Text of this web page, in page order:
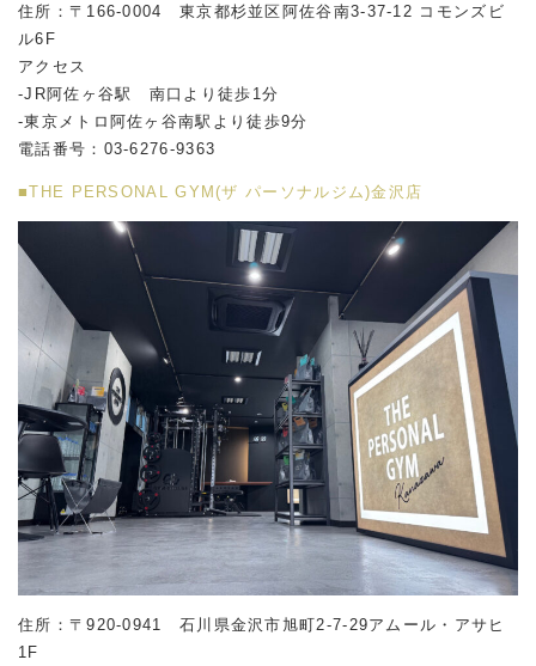
住所：〒166-0004 東京都杉並区阿佐谷南3-37-12 コモンズビ
ル6F
アクセス
-JR阿佐ヶ谷駅 南口より徒歩1分
-東京メトロ阿佐ヶ谷南駅より徒歩9分
電話番号：03-6276-9363
■THE PERSONAL GYM(ザ パーソナルジム)金沢店
住所：〒920-0941 石川県金沢市旭町2-7-29アムール・アサヒ
1F